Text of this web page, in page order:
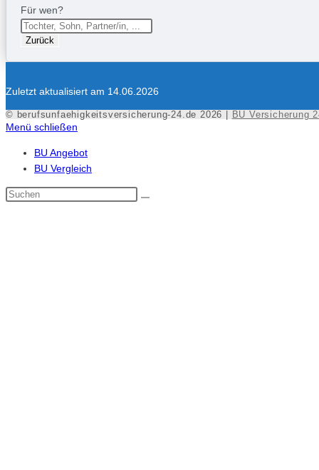
Für wen?
Zurück
Zuletzt aktualisiert am 14.06.2026
© berufsunfaehigkeitsversicherung-24.de 2026 | BU Versicherung
Menü schließen
BU Angebot
BU Vergleich
Diese